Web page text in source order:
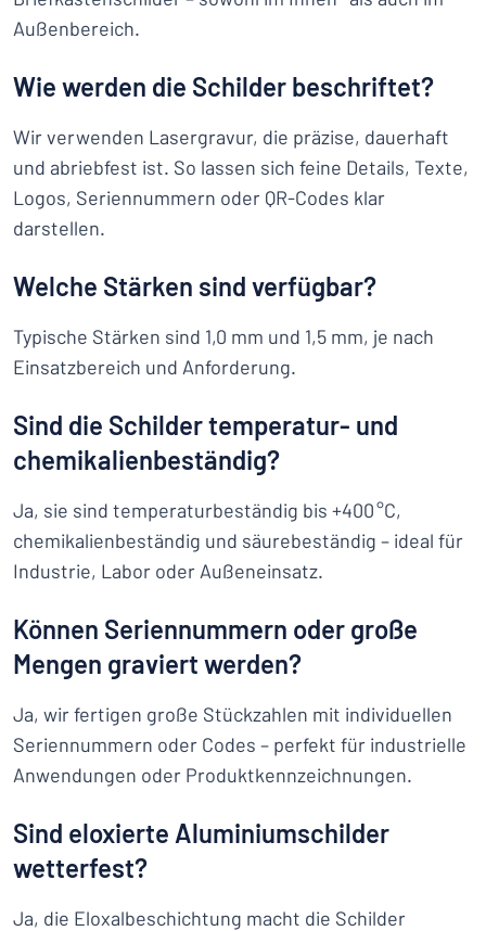
Außenbereich.
Wie werden die Schilder beschriftet?
Wir verwenden Lasergravur, die präzise, dauerhaft
und abriebfest ist. So lassen sich feine Details, Texte,
Logos, Seriennummern oder QR-Codes klar
darstellen.
Welche Stärken sind verfügbar?
Typische Stärken sind 1,0 mm und 1,5 mm, je nach
Einsatzbereich und Anforderung.
Sind die Schilder temperatur- und
chemikalienbeständig?
Ja, sie sind temperaturbeständig bis +400 °C,
chemikalienbeständig und säurebeständig – ideal für
Industrie, Labor oder Außeneinsatz.
Können Seriennummern oder große
Mengen graviert werden?
Ja, wir fertigen große Stückzahlen mit individuellen
Seriennummern oder Codes – perfekt für industrielle
Anwendungen oder Produktkennzeichnungen.
Sind eloxierte Aluminiumschilder
wetterfest?
Ja, die Eloxalbeschichtung macht die Schilder